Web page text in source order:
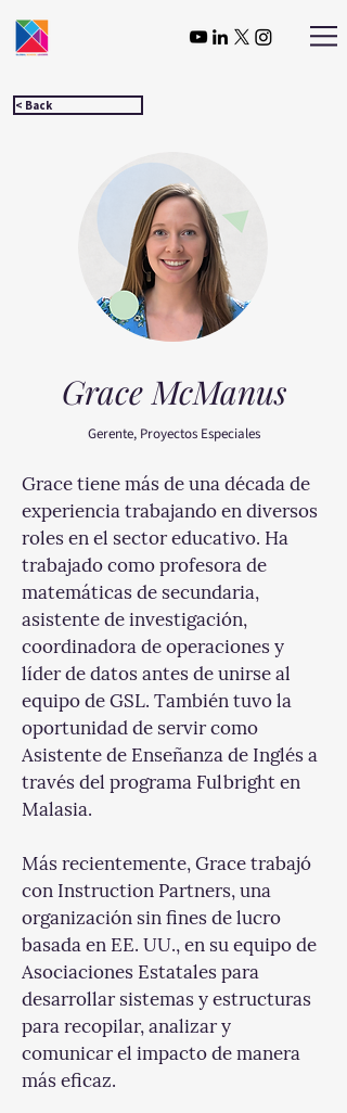
< Back
Grace McManus
Gerente, Proyectos Especiales
Grace tiene más de una década de
experiencia trabajando en diversos
roles en el sector educativo. Ha
trabajado como profesora de
matemáticas de secundaria,
asistente de investigación,
coordinadora de operaciones y
líder de datos antes de unirse al
equipo de GSL. También tuvo la
oportunidad de servir como
Asistente de Enseñanza de Inglés a
través del programa Fulbright en
Malasia.
Más recientemente, Grace trabajó
con Instruction Partners, una
organización sin fines de lucro
basada en EE. UU., en su equipo de
Asociaciones Estatales para
desarrollar sistemas y estructuras
para recopilar, analizar y
comunicar el impacto de manera
más eficaz.